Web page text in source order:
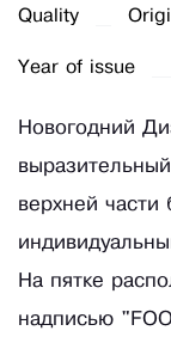
Quality
Year of issue
Новогодний
верхней части
На пятке
надписью